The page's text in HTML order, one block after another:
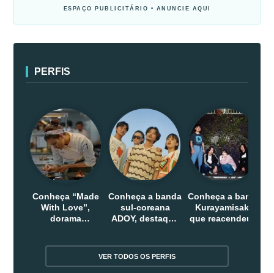
ESPAÇO PUBLICITÁRIO • ANUNCIE AQUI
PERFIS
Conheça “Made
With Love”,
dorama
Conheça a banda
sul-coreana
ADOY, destaque
Conheça a banda
Kurayamisaka
que reacendeu o
VER TODOS OS PERFIS